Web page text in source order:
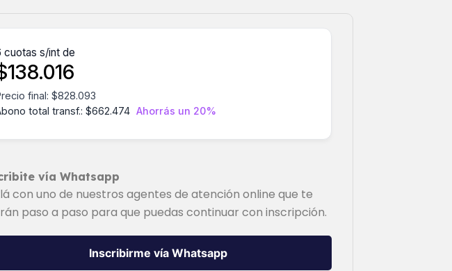
cuotas s/int de
138.016
final: $828.093
total transf.: $662.474 Ahorrás un 20%
vía Whatsapp
con uno de nuestros agentes de atención online que te
paso a paso para que puedas continuar con inscripción.
Inscribirme vía Whatsapp